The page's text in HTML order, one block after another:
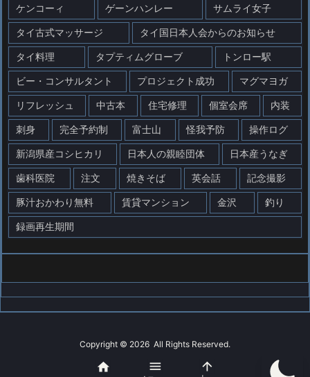
ケンコーィ ゲーンハンレー サムライ女子
タイ古式マッサージ タイ国日本人会からのお知らせ
タイ料理 タプティムグローブ トンロー駅
ビー・コンサルタント プロジェクト成功 マグマヨガ
リフレッシュ 中古本 住宅修理 個室会席 内装
刺身 完全予約制 富士山 怪我予防 操作ログ
新潟県産コシヒカリ 日本人の親睦団体 日本産うなぎ
歯科医院 注文 焼きそば 英会話 記念撮影
豚汁おかわり無料 賃貸マンション 金沢 釣り
録画再生期間
Copyright © 2026 All Rights Reserved.
WordPress Luxeritas Theme is provided by "Thought is free
  